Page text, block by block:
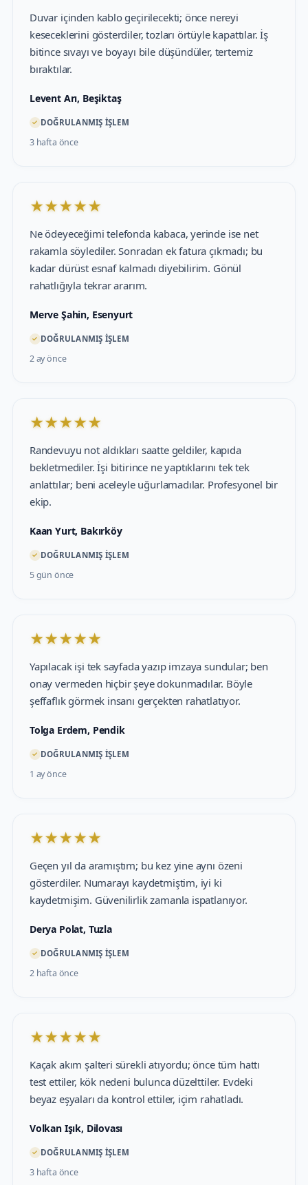
Duvar içinden kablo geçirilecekti; önce nereyi
keseceklerini gösterdiler, tozları örtüyle kapattılar. İş
bitince sıvayı ve boyayı bile düşündüler, tertemiz
bıraktılar.
Levent Arı, Beşiktaş
✓ DOĞRULANMIŞ İŞLEM
3 hafta önce
★★★★★
Ne ödeyeceğimi telefonda kabaca, yerinde ise net
rakamla söylediler. Sonradan ek fatura çıkmadı; bu
kadar dürüst esnaf kalmadı diyebilirim. Gönül
rahatlığıyla tekrar ararım.
Merve Şahin, Esenyurt
✓ DOĞRULANMIŞ İŞLEM
2 ay önce
★★★★★
Randevuyu not aldıkları saatte geldiler, kapıda
bekletmediler. İşi bitirince ne yaptıklarını tek tek
anlattılar; beni aceleyle uğurlamadılar. Profesyonel bir
ekip.
Kaan Yurt, Bakırköy
✓ DOĞRULANMIŞ İŞLEM
5 gün önce
★★★★★
Yapılacak işi tek sayfada yazıp imzaya sundular; ben
onay vermeden hiçbir şeye dokunmadılar. Böyle
şeffaflık görmek insanı gerçekten rahatlatıyor.
Tolga Erdem, Pendik
✓ DOĞRULANMIŞ İŞLEM
1 ay önce
★★★★★
Geçen yıl da aramıştım; bu kez yine aynı özeni
gösterdiler. Numarayı kaydetmiştim, iyi ki
kaydetmişim. Güvenilirlik zamanla ispatlanıyor.
Derya Polat, Tuzla
✓ DOĞRULANMIŞ İŞLEM
2 hafta önce
★★★★★
Kaçak akım şalteri sürekli atıyordu; önce tüm hattı
test ettiler, kök nedeni bulunca düzelttiler. Evdeki
beyaz eşyaları da kontrol ettiler, içim rahatladı.
Volkan Işık, Dilovası
✓ DOĞRULANMIŞ İŞLEM
3 hafta önce